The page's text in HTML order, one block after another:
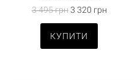
3 495 грн3 320 грн
КУПИТИ